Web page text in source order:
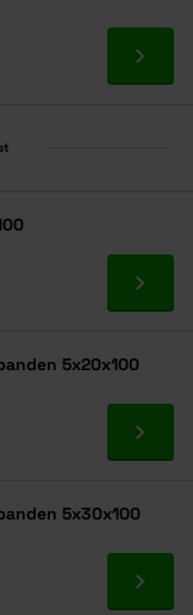
Ga
Ga
5x20x100
Ga
5x30x100
Ga